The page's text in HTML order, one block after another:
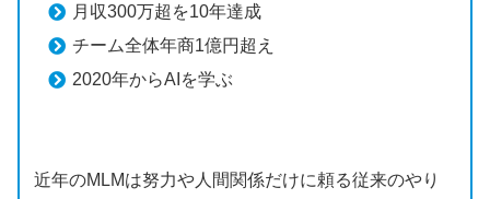
月収300万超を10年達成
チーム全体年商1億円超え
2020年からAIを学ぶ
近年のMLMは努力や人間関係だけに頼る従来のやり